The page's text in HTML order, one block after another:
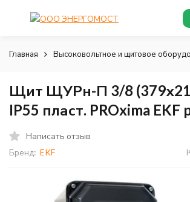
Главная Высоковольтное и щитовое
Щит ЩУРн-П 3/8
IP55 пласт. PROxima EKF
Написать отзыв
Бренд: EKF